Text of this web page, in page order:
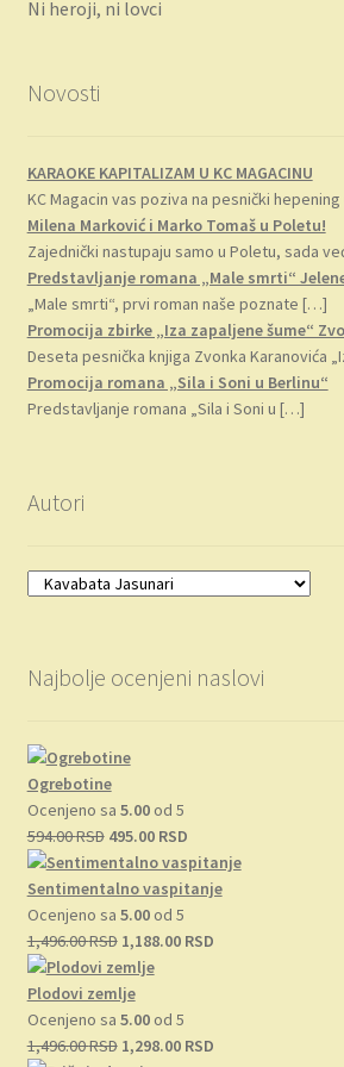
Ni heroji, ni lovci
Novosti
KARAOKE KAPITALIZAM U KC MAGACINU
KC Magacin vas poziva na pesnički
Milena Marković i Marko Tomaš u Poletu!
Zajednički nastupaju samo u Poletu, sada
Predstavljanje romana „Male smrti“
„Male smrti“, prvi roman naše poznate […]
Promocija zbirke „Iza zapaljene šume“
Deseta pesnička knjiga Zvonka Karanovića
Promocija romana „Sila i Soni u Berlinu“
Predstavljanje romana „Sila i Soni u […]
Autori
Najbolje ocenjeni naslovi
Ogrebotine
Ocenjeno sa 5.00od 5
594.00RSD Originalna
cena
je
bila:
594.00 RSD.
495.00 RSDTrenutna
cena
je:
Sentimentalno vaspitanje
Ocenjeno sa 5.00od 5
1,496.00RSD Originalna
cena
je
bila:
1,496.00 RSD.
1,188.00 RSDTrenutna
Plodovi zemlje
Ocenjeno sa 5.00od 5
1,496.00RSD Originalna
1,298.00 RSDTrenutna